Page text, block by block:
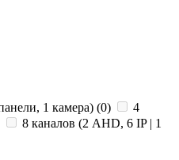
1 камера) (0)
4
8 каналов (2 AHD, 6 IP | 1